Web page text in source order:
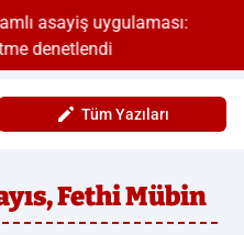
asayiş uygulaması:
denetlendi
Tüm Yazıları
Fethi Mübin